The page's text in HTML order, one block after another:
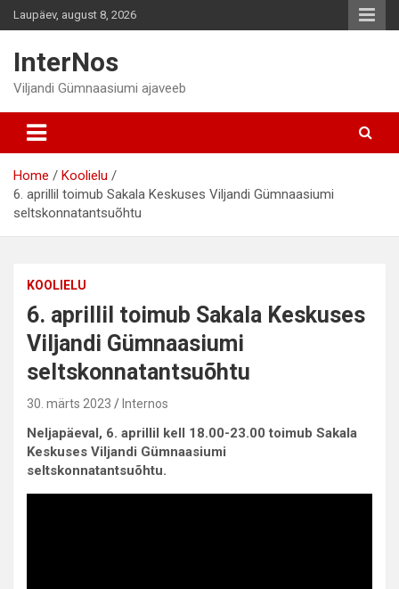
Skip
to
Laupäev, august 8, 2026
InterNos
Viljandi Gümnaasiumi ajaveeb
Home
Koolielu
6. aprillil toimub Sakala Keskuses Viljandi Gümnaasiumi
seltskonnatantsuõhtu
KOOLIELU
6. aprillil toimub Sakala Keskuses
Viljandi Gümnaasiumi
seltskonnatantsuõhtu
30. märts 2023 Internos
Neljapäeval, 6. aprillil kell 18.00-23.00 toimub Sakala
Keskuses Viljandi Gümnaasiumi
seltskonnatantsuõhtu.